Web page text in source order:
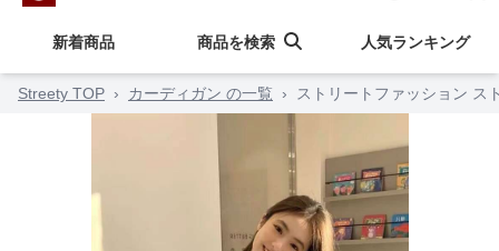
新着商品 商品を検索 人気ランキング
Streety TOP › カーディガン の一覧 › ストリートファッション ス